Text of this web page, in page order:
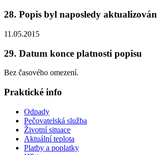
28. Popis byl naposledy aktualizován
11.05.2015
29. Datum konce platnosti popisu
Bez časového omezení.
Praktické info
Odpady
Pečovatelská služba
Životní situace
Aktuální teplota
Platby a poplatky